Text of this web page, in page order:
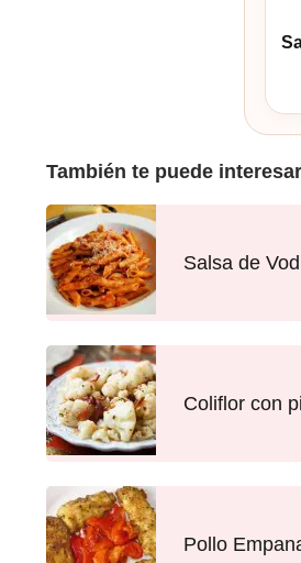
También te puede interesar
Salsa de
Coliflor con
Pollo